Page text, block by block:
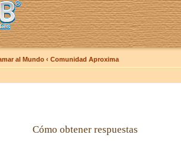
al Mundo ‹ Comunidad Aproxima
Cómo obtener respuestas